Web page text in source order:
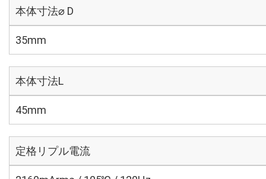
本体寸法⌀ D
35mm
本体寸法L
45mm
定格リプル電流